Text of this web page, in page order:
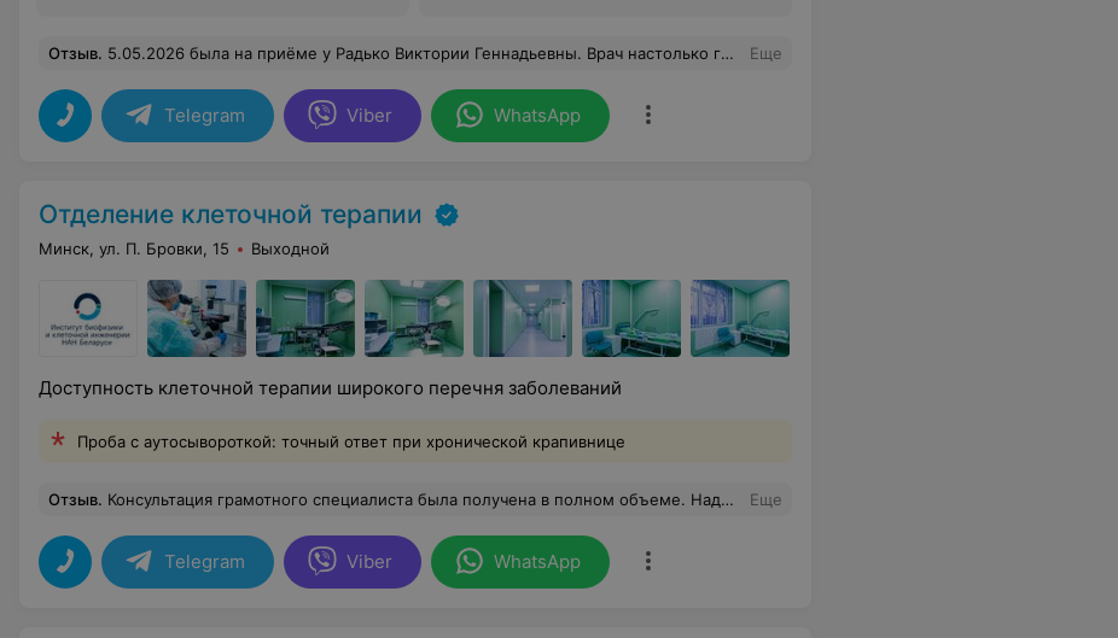
Отзыв. 5.05.2026 была на приёме у Радько Виктории Геннадьевны. Врач настолько грамотно и доброжелательно ведёт приём, что вызывает большое уважение. Самая высокая оценка Еще
Telegram Viber WhatsApp
Отделение клеточной терапии
Минск, ул. П. Бровки, 15 Выходной
Доступность клеточной терапии широкого перечня заболеваний
Проба с аутосывороткой: точный ответ при хронической крапивнице
Отзыв. Консультация грамотного специалиста была получена в полном объеме. Надеюсь, после проведения всех тестов, найдется решение проблемы. С удовольствием продолжу наблюдение у Анны Петровны Рубан. Еще
Telegram Viber WhatsApp